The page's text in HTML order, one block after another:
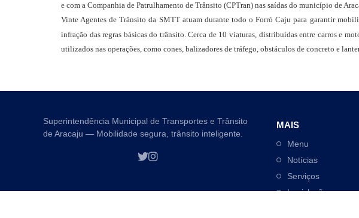
e com a Companhia de Patrulhamento de Trânsito (CPTran) nas saídas do município de
Vinte Agentes de Trânsito da SMTT atuam durante todo o Forró Caju para garantir
infração das regras básicas do trânsito. Cerca de 10 viaturas, distribuídas entre carros e
utilizados nas operações, como cones, balizadores de tráfego, obstáculos de concreto e
Superintendência Municipal de Transportes e Trânsito
de Aracaju — Mobilidade segura, trânsito inteligente.
MAIS
Menu
Notícias
Serviços
Legislação